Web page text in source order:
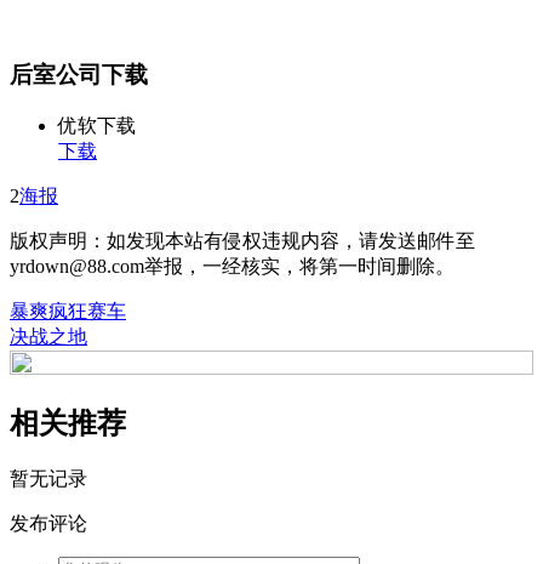
后室公司下载
优软下载
下载
2海报
版权声明：如发现本站有侵权违规内容，请发送邮件至
yrdown@88.com举报，一经核实，将第一时间删除。
暴爽疯狂赛车
决战之地
相关推荐
暂无记录
发布评论